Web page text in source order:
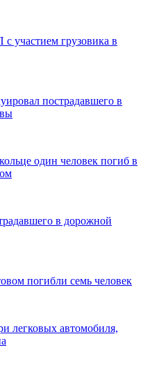
участием грузовика в
пострадавшего в
один человек погиб в
в дорожной
погибли семь человек
легковых автомобиля,